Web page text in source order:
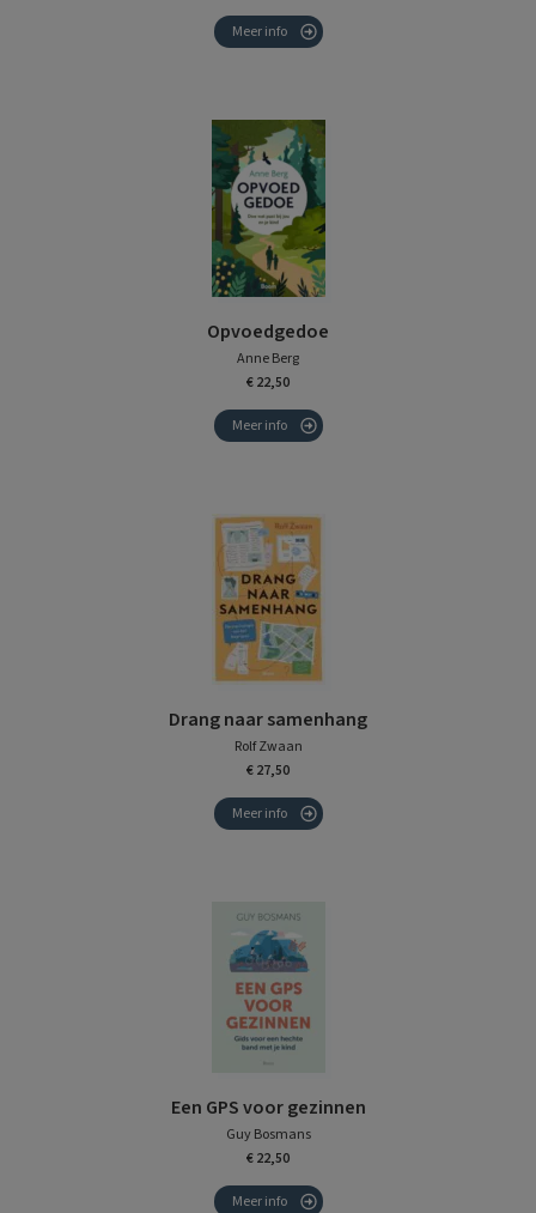
Meer info
Opvoedgedoe
Anne Berg
€ 22,50
Meer info
Drang naar samenhang
Rolf Zwaan
€ 27,50
Meer info
Een GPS voor gezinnen
Guy Bosmans
€ 22,50
Meer info